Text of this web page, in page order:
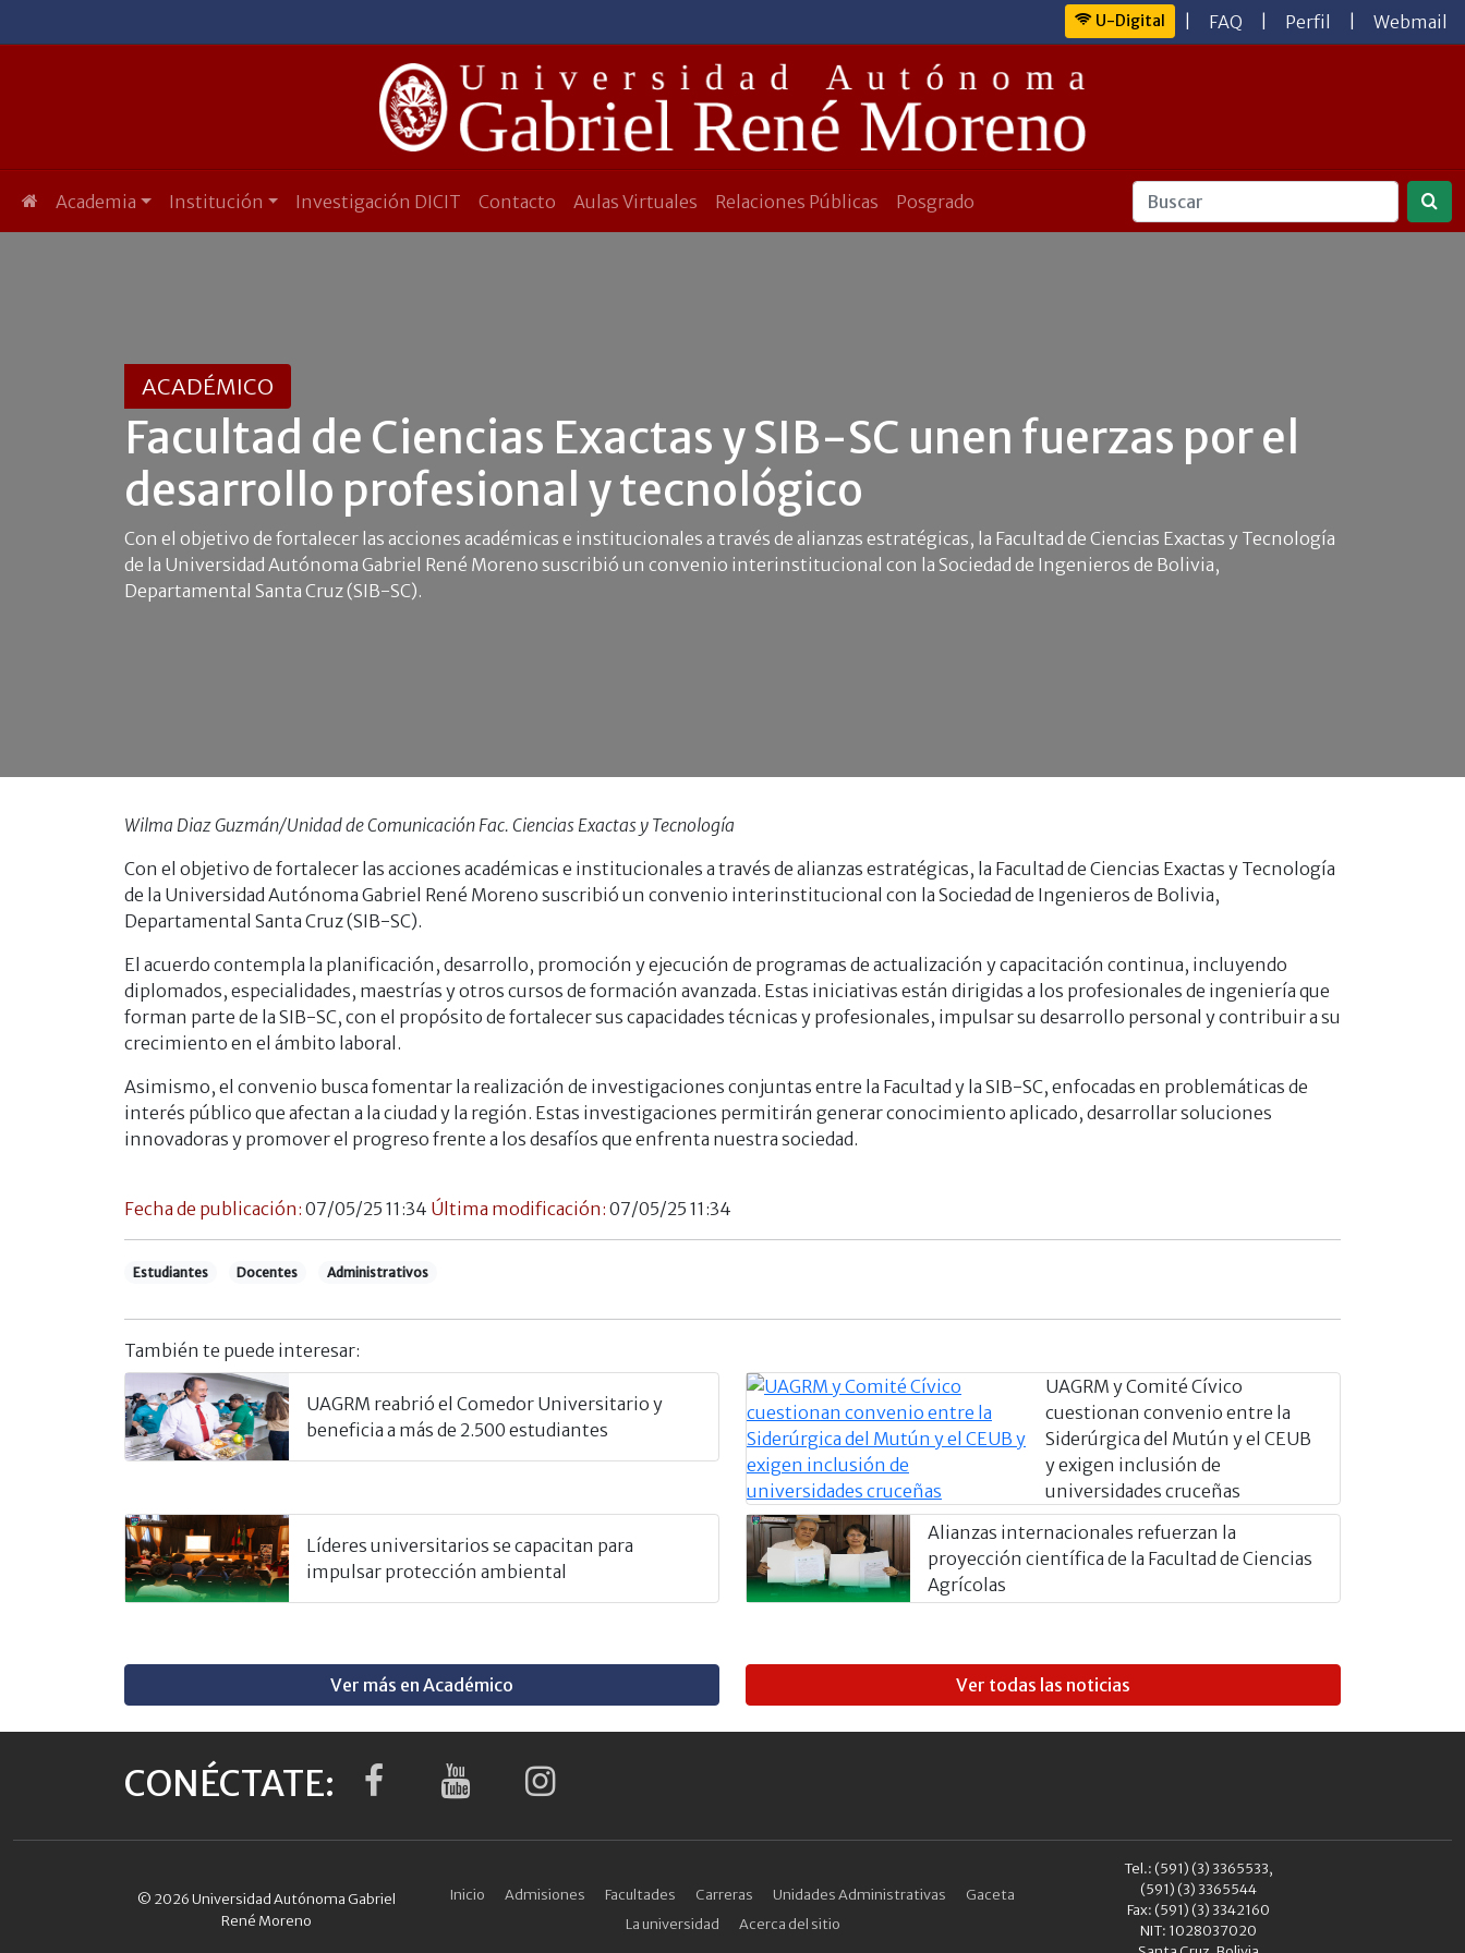
U-Digital FAQ Perfil Webmail
Academia Institución Investigación DICIT Contacto Aulas Virtuales Relaciones Públicas Posgrado
ACADÉMICO
Facultad de Ciencias Exactas y SIB-SC unen fuerzas por el
desarrollo profesional y tecnológico
Con el objetivo de fortalecer las acciones académicas e institucionales a través de alianzas estratégicas, la Facultad de Ciencias Exactas y Tecnología
de la Universidad Autónoma Gabriel René Moreno suscribió un convenio interinstitucional con la Sociedad de Ingenieros de Bolivia,
Departamental Santa Cruz (SIB-SC).
Wilma Diaz Guzmán/Unidad de Comunicación Fac. Ciencias Exactas y Tecnología
Con el objetivo de fortalecer las acciones académicas e institucionales a través de alianzas estratégicas, la Facultad de Ciencias Exactas y Tecnología
de la Universidad Autónoma Gabriel René Moreno suscribió un convenio interinstitucional con la Sociedad de Ingenieros de Bolivia,
Departamental Santa Cruz (SIB-SC).
El acuerdo contempla la planificación, desarrollo, promoción y ejecución de programas de actualización y capacitación continua, incluyendo
diplomados, especialidades, maestrías y otros cursos de formación avanzada. Estas iniciativas están dirigidas a los profesionales de ingeniería que
forman parte de la SIB-SC, con el propósito de fortalecer sus capacidades técnicas y profesionales, impulsar su desarrollo personal y contribuir a su
crecimiento en el ámbito laboral.
Asimismo, el convenio busca fomentar la realización de investigaciones conjuntas entre la Facultad y la SIB-SC, enfocadas en problemáticas de
interés público que afectan a la ciudad y la región. Estas investigaciones permitirán generar conocimiento aplicado, desarrollar soluciones
innovadoras y promover el progreso frente a los desafíos que enfrenta nuestra sociedad.
Fecha de publicación: 07/05/25 11:34 Última modificación: 07/05/25 11:34
Estudiantes Docentes Administrativos
También te puede interesar:
UAGRM reabrió el Comedor Universitario y
beneficia a más de 2.500 estudiantes
UAGRM y Comité Cívico
cuestionan convenio entre la
Siderúrgica del Mutún y el CEUB
y exigen inclusión de
universidades cruceñas
Líderes universitarios se capacitan para
impulsar protección ambiental
Alianzas internacionales refuerzan la
proyección científica de la Facultad de Ciencias
Agrícolas
Ver más en Académico Ver todas las noticias
CONÉCTATE:
© 2026 Universidad Autónoma Gabriel
René Moreno
Inicio Admisiones Facultades Carreras Unidades Administrativas
Gaceta
La universidad
Acerca del sitio
Tel.: (591) (3) 3365533,
(591) (3) 3365544
Fax: (591) (3) 3342160
NIT: 1028037020